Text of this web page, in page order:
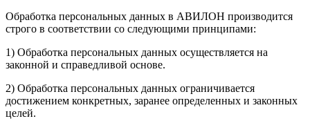
Обработка персональных данных в АВИЛОН производится
строго в соответствии со следующими принципами:
1) Обработка персональных данных осуществляется на
законной и справедливой основе.
2) Обработка персональных данных ограничивается
достижением конкретных, заранее определенных и законных
целей.